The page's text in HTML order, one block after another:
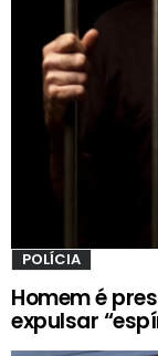
POLÍCIA
Homem é
expulsar